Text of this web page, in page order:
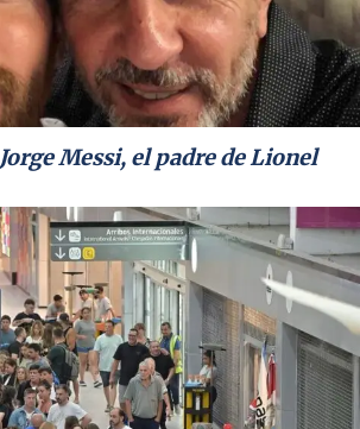
Messi, el padre de Lionel